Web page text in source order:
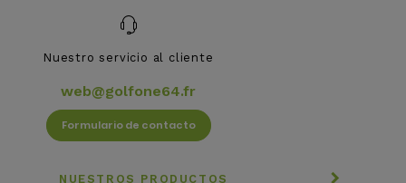
Nuestro servicio al cliente
web@golfone64.fr
Formulario de contacto
NUESTROS PRODUCTOS